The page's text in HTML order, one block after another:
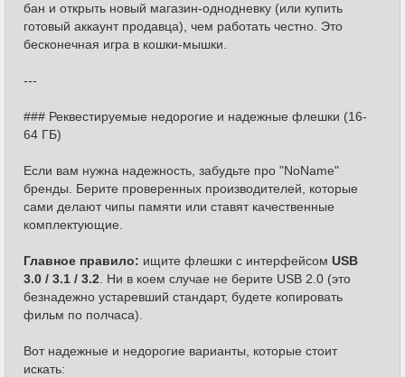
бан и открыть новый магазин-однодневку (или купить
готовый аккаунт продавца), чем работать честно. Это
бесконечная игра в кошки-мышки.
---
### Реквестируемые недорогие и надежные флешки (16-
64 ГБ)
Если вам нужна надежность, забудьте про "NoName"
бренды. Берите проверенных производителей, которые
сами делают чипы памяти или ставят качественные
комплектующие.
Главное правило: ищите флешки с интерфейсом USB
3.0 / 3.1 / 3.2 . Ни в коем случае не берите USB 2.0 (это
безнадежно устаревший стандарт, будете копировать
фильм по полчаса).
Вот надежные и недорогие варианты, которые стоит
искать: